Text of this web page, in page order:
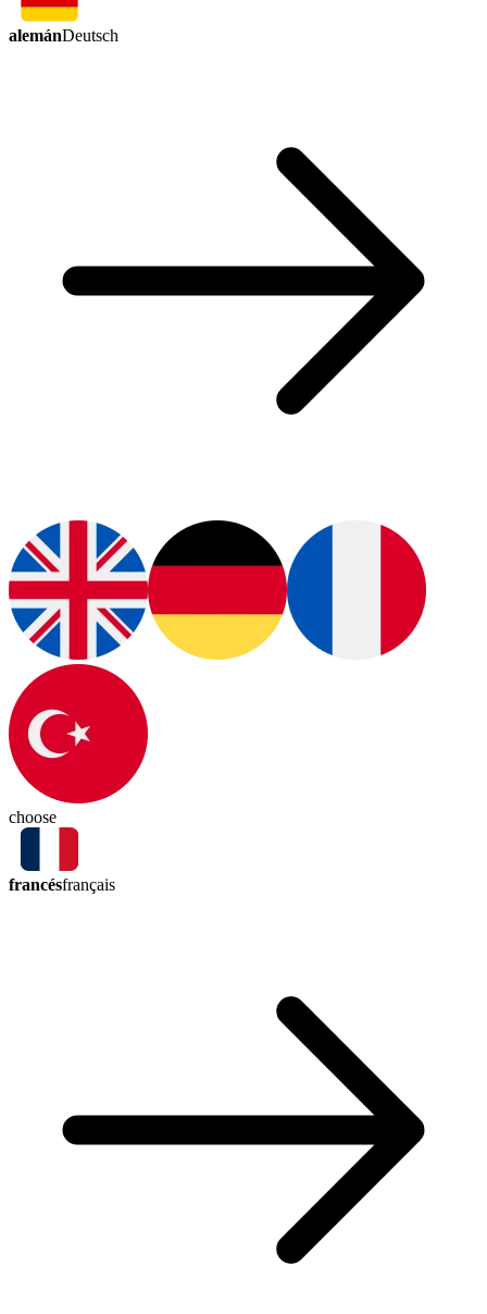
alemánDeutsch
choose
francésfrançais